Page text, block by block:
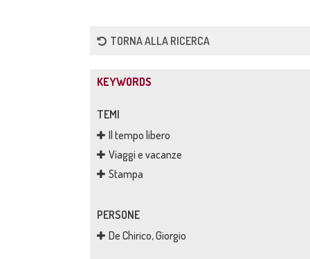
TORNA ALLA RICERCA
KEYWORDS
TEMI
Il tempo libero
Viaggi e vacanze
Stampa
PERSONE
De Chirico, Giorgio